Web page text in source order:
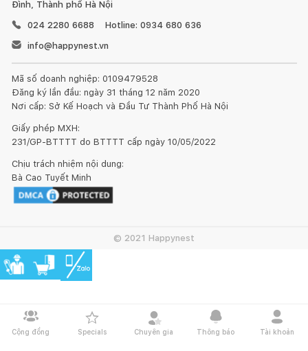
Cộng đồng Specials Chuyên gia Thông báo Tài khoản
Đình, Thành phố Hà Nội
024 2280 6688
Hotline: 0934 680 636
info@happynest.vn
Mã số doanh nghiệp: 0109479528
Đăng ký lần đầu: ngày 31 tháng 12 năm 2020
Nơi cấp: Sở Kế Hoạch và Đầu Tư Thành Phố Hà Nội
Giấy phép MXH:
231/GP-BTTTT do BTTTT cấp ngày 10/05/2022
Chịu trách nhiệm nội dung:
Bà Cao Tuyết Minh
© 2021 Happynest